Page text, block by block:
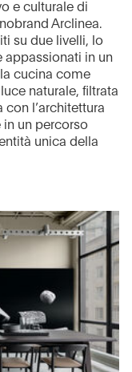
e culturale di
Arclinea.
su due livelli, lo
appassionati in un
cucina come
naturale, filtrata
l’architettura
un percorso
unica della